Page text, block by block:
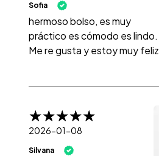
Sofia
hermoso bolso, es muy
práctico es cómodo es lindo.
Me re gusta y estoy muy feliz
2026-01-08
Silvana